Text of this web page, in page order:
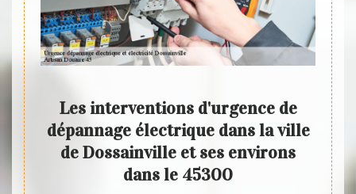
Les interventions d'urgence de
dépannage électrique dans la ville
de Dossainville et ses environs
dans le 45300
Les